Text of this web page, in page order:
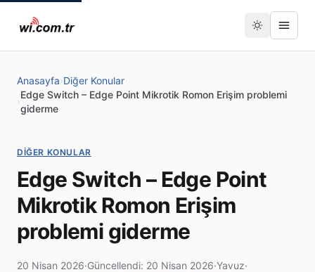
Anasayfa›Diğer Konular
›
Edge Switch – Edge Point Mikrotik Romon Erişim problemi
giderme
DIĞER KONULAR
Edge Switch – Edge Point
Mikrotik Romon Erişim
problemi giderme
20 Nisan 2026·Güncellendi: 20 Nisan 2026·Yavuz·